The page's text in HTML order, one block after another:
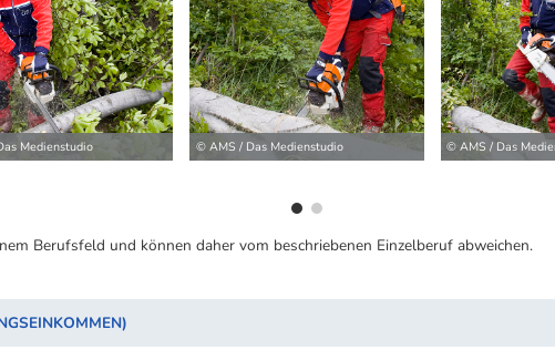
Medienstudio © AMS / Das Medienstudio © AMS / Das
Berufsfeld und können daher vom beschriebenen Einzelberuf abweichen.